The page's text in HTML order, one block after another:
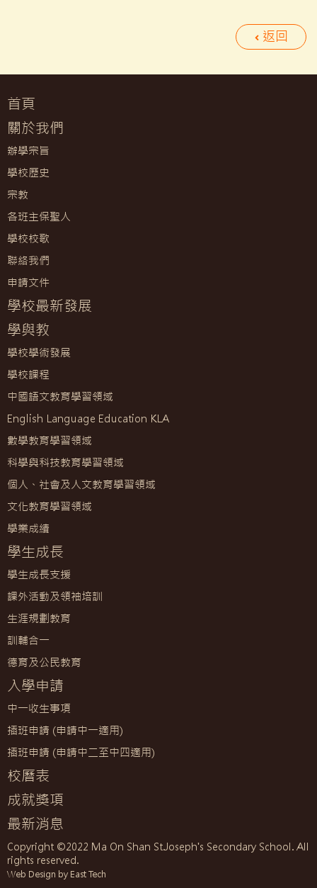
返回
首頁
關於我們
辦學宗旨
學校歷史
宗教
各班主保聖人
學校校歌
聯絡我們
申請文件
學校最新發展
學與教
學校學術發展
學校課程
中國語文教育學習領域
English Language Education KLA
數學教育學習領域
科學與科技教育學習領域
個人、社會及人文教育學習領域
文化教育學習領域
學業成績
學生成長
學生成長支援
課外活動及領袖培訓
生涯規劃教育
訓輔合一
德育及公民教育
入學申請
中一收生事項
插班申請 (申請中一適用)
插班申請 (申請中二至中四適用)
校曆表
成就獎項
最新消息
Copyright ©2022 Ma On Shan St.Joseph's Secondary School. All
rights reserved.
Web Design by East Tech